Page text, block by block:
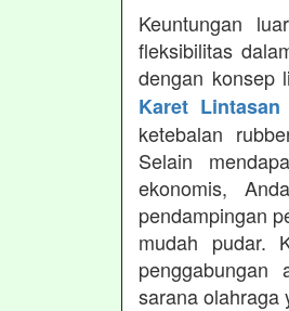
Keuntungan
fleksibilitas
dengan konsep
Karet
ketebalan
Selain
ekonomis,
pendampingan
mudah pudar.
sarana olahraga